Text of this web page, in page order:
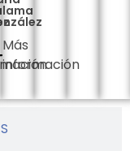
Más
información